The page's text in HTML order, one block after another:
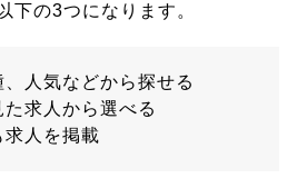
下の3つになります。
人気などから探せる
求人から選べる
求人を掲載